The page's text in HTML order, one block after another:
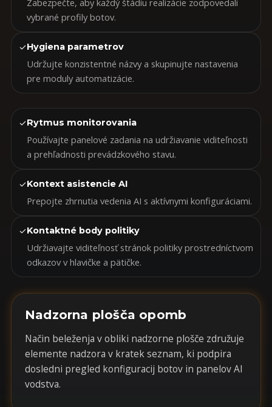
Zabezpečte, aby každý štádiu realizácie zodpovedali
vybrané profily botov.
✓Hygiena parametrov
Udržujte konzistentné názvy a skupinujte nastavenia
pre moduly automatizácie.
✓Rytmus monitorovania
Používajte panelové zadania na udržiavanie viditeľnosti
a prehľadnosti prevádzkového stavu.
✓Kontext asistencie AI
Prepojte zhrnutia vedenia AI s aktívnymi konfiguráciami.
✓Kontaktné body politiky
Udržiavajte viditeľnosť stránok politiky prostredníctvom
odkazov v hlavičke a pätičke.
Nadzorna plošča opomb
Način beleženja v obliki nadzorne plošče združuje
elemente nadzora v kratek seznam, ki podpira
dosledni pregled konfiguracij botov in panelov AI
vodstva.